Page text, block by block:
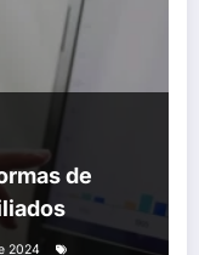
de
2024